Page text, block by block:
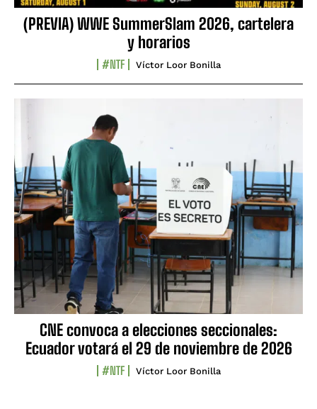
(PREVIA) WWE SummerSlam 2026, cartelera
y horarios
#NTF Víctor Loor Bonilla
CNE convoca a elecciones seccionales:
Ecuador votará el 29 de noviembre de 2026
#NTF Víctor Loor Bonilla